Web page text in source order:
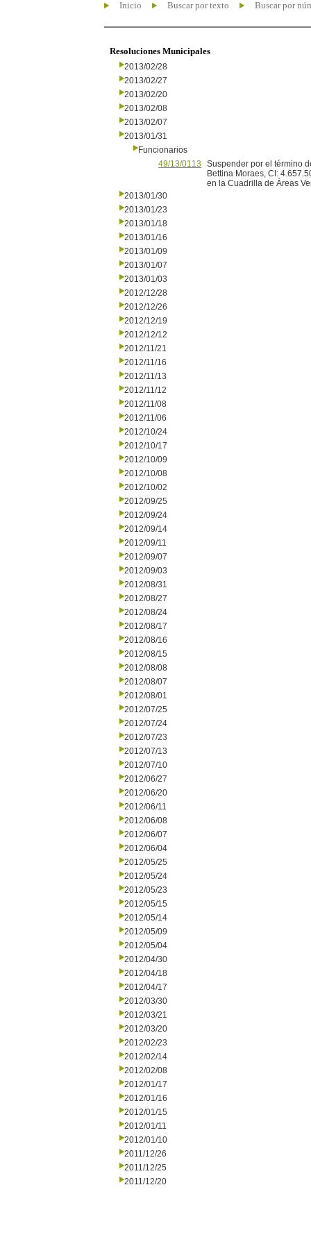
Inicio Buscar por texto Buscar por
Resoluciones Municipales
2013/02/28
2013/02/27
2013/02/20
2013/02/08
2013/02/07
2013/01/31
Funcionarios
49/13/0113
Suspender por el término
Bettina Moraes, CI:
en la Cuadrilla de Áreas
2013/01/30
2013/01/23
2013/01/18
2013/01/16
2013/01/09
2013/01/07
2013/01/03
2012/12/28
2012/12/26
2012/12/19
2012/12/12
2012/11/21
2012/11/16
2012/11/13
2012/11/12
2012/11/08
2012/11/06
2012/10/24
2012/10/17
2012/10/09
2012/10/08
2012/10/02
2012/09/25
2012/09/24
2012/09/14
2012/09/11
2012/09/07
2012/09/03
2012/08/31
2012/08/27
2012/08/24
2012/08/17
2012/08/16
2012/08/15
2012/08/08
2012/08/07
2012/08/01
2012/07/25
2012/07/24
2012/07/23
2012/07/13
2012/07/10
2012/06/27
2012/06/20
2012/06/11
2012/06/08
2012/06/07
2012/06/04
2012/05/25
2012/05/24
2012/05/23
2012/05/15
2012/05/14
2012/05/09
2012/05/04
2012/04/30
2012/04/18
2012/04/17
2012/03/30
2012/03/21
2012/03/20
2012/02/23
2012/02/14
2012/02/08
2012/01/17
2012/01/16
2012/01/15
2012/01/11
2012/01/10
2011/12/26
2011/12/25
2011/12/20